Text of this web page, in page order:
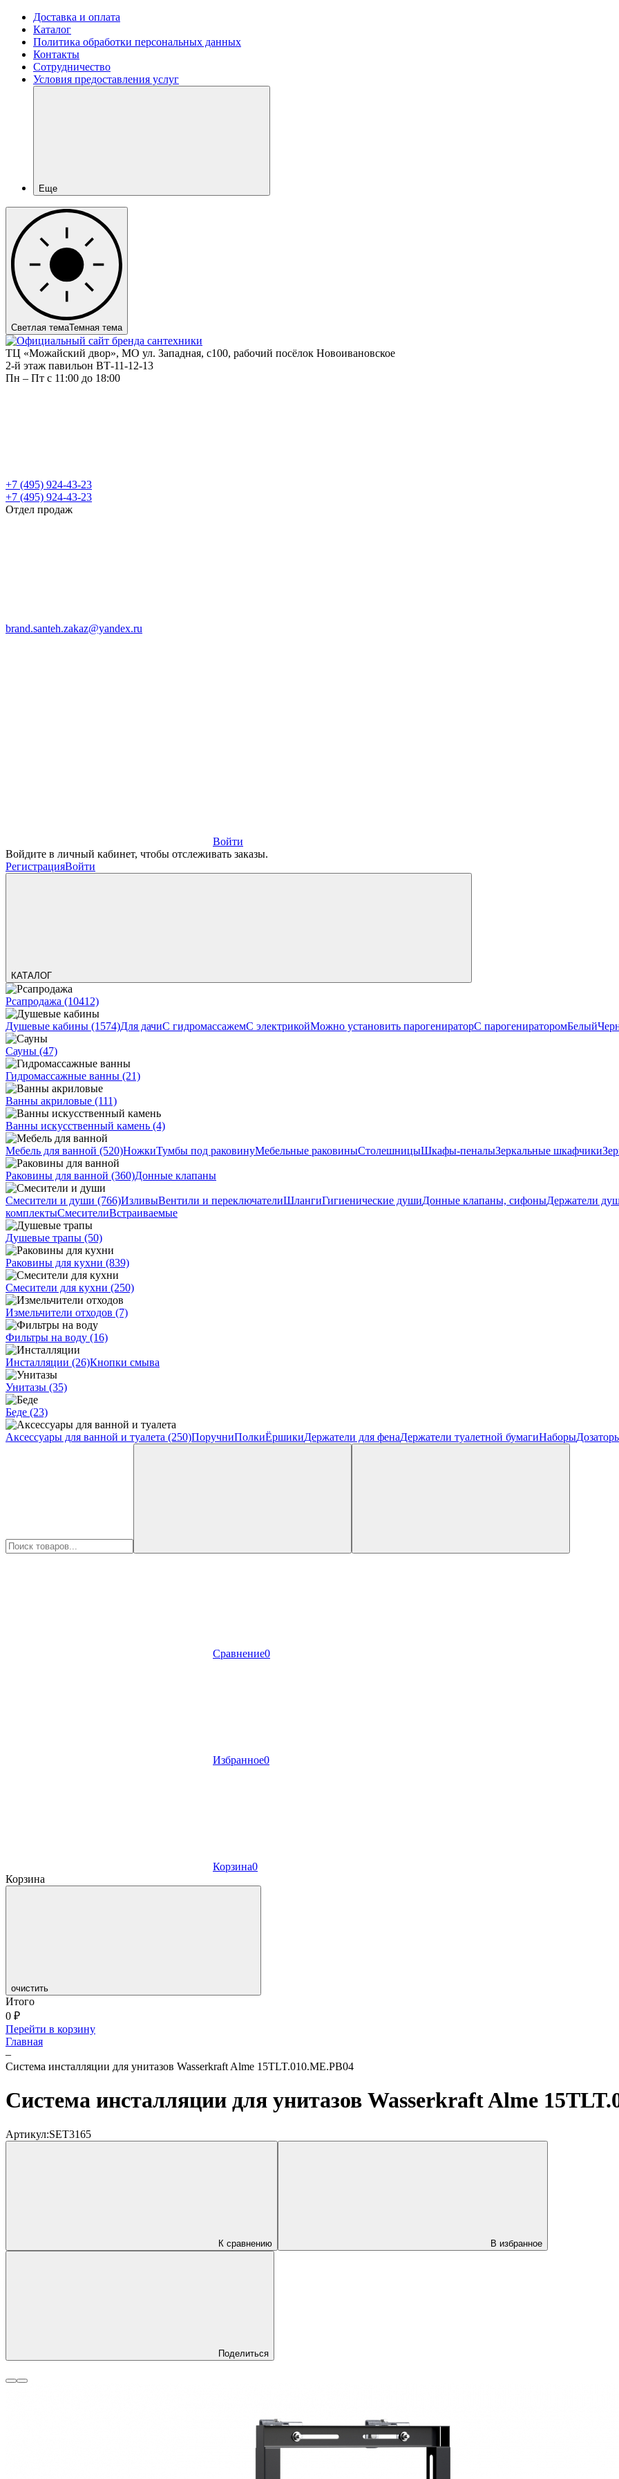
Доставка и оплата
Каталог
Политика обработки персональных данных
Контакты
Сотрудничество
Условия предоставления услуг
Еще
Светлая темаТемная тема
ТЦ «Можайский двор», МО ул. Западная, с100, рабочий посёлок Новоивановское
2-й этаж павильон ВТ-11-12-13
Пн – Пт c 11:00 до 18:00
+7 (495) 924-43-23
+7 (495) 924-43-23
Отдел продаж
brand.santeh.zakaz@yandex.ru
Войти
Войдите в личный кабинет, чтобы отслеживать заказы.
РегистрацияВойти
КАТАЛОГ
Рсапродажа (10412)
Душевые кабины (1574)Для дачиС гидромассажемС электрикойМожно установить парогенираторС парогенираторомБелый
Сауны (47)
Гидромассажные ванны (21)
Ванны акриловые (111)
Ванны искусственный камень (4)
Мебель для ванной (520)НожкиТумбы под раковинуМебельные раковиныСтолешницыШкафы-пеналыЗеркальные шкафчики
Раковины для ванной (360)Донные клапаны
Смесители и души (766)ИзливыВентили и переключателиШлангиГигиенические душиДонные клапаны, сифоныДержатели
комплектыСмесителиВстраиваемые
Душевые трапы (50)
Раковины для кухни (839)
Смесители для кухни (250)
Измельчители отходов (7)
Фильтры на воду (16)
Инсталляции (26)Кнопки смыва
Унитазы (35)
Беде (23)
Аксессуары для ванной и туалета (250)ПоручниПолкиЁршикиДержатели для фенаДержатели туалетной бумагиНаборы
Сравнение0
Избранное0
Корзина0
Корзина
очистить
Итого
0 ₽
Перейти в корзину
Главная
–
Система инсталляции для унитазов Wasserkraft Alme 15TLT.010.ME.PB04
Система инсталляции для унитазов Wasserkraft Alme
Артикул:SET3165
К сравнению В избранное
Поделиться